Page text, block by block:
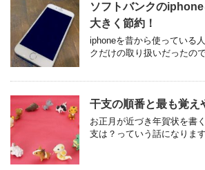
ソフトバンクの
大きく節約！
iphoneを昔から使っている
クだけの取り扱いだったの
干支の順番と最も覚え
お正月が近づき年賀状を書
支は？っていう話になりま